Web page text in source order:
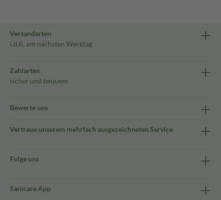
Versandarten
i.d.R. am nächsten Werktag
Zahlarten
sicher und bequem
Bewerte uns
Vertraue unserem mehrfach ausgezeichneten Service
Folge uns
Sanicare App